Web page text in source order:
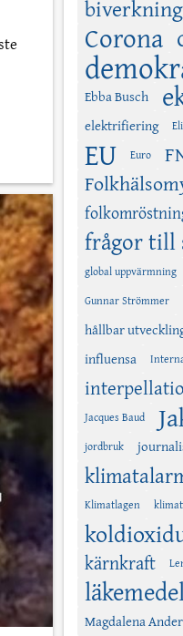
Corona
Ebba Busch
elektrifiering
EU Euro
frågor till
global uppvärmning
Gunnar Strömmer
hållbar
influensa
Jacques Baud
jordbruk
Klimatlagen
kärnkraft
Magdalena